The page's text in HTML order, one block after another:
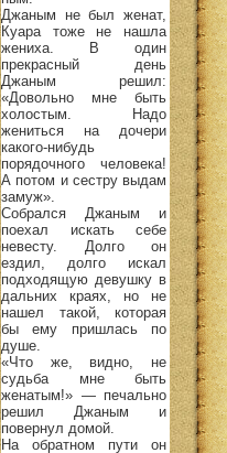
Джаным не был женат,
Куара тоже не нашла
жениха. В один
прекрасный день
Джаным решил:
«Довольно мне быть
холостым. Надо
жениться на дочери
какого-нибудь
порядочного человека!
А потом и сестру выдам
замуж».
Собрался Джаным и
поехал искать себе
невесту. Долго он
ездил, долго искал
подходящую девушку в
дальних краях, но не
нашел такой, которая
бы ему пришлась по
душе.
«Что же, видно, не
судьба мне быть
женатым!» — печально
решил Джаным и
повернул домой.
На обратном пути он